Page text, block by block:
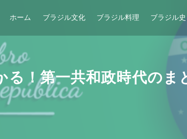
ホーム ブラジル文化 ブラジル料理 ブラジル史
！第一共和政時代のま